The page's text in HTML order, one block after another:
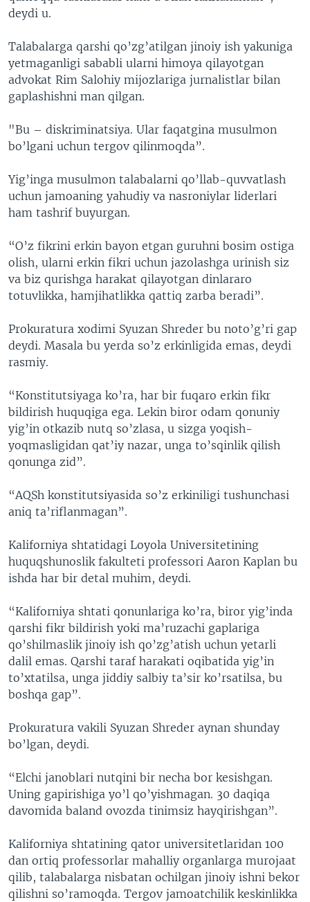
deydi u.
Talabalarga qarshi qo’zg’atilgan jinoiy ish yakuniga
yetmaganligi sababli ularni himoya qilayotgan
advokat Rim Salohiy mijozlariga jurnalistlar bilan
gaplashishni man qilgan.
"Bu – diskriminatsiya. Ular faqatgina musulmon
bo’lgani uchun tergov qilinmoqda”.
Yig’inga musulmon talabalarni qo’llab-quvvatlash
uchun jamoaning yahudiy va nasroniylar liderlari
ham tashrif buyurgan.
“O’z fikrini erkin bayon etgan guruhni bosim ostiga
olish, ularni erkin fikri uchun jazolashga urinish siz
va biz qurishga harakat qilayotgan dinlararo
totuvlikka, hamjihatlikka qattiq zarba beradi”.
Prokuratura xodimi Syuzan Shreder bu noto’g’ri gap
deydi. Masala bu yerda so’z erkinligida emas, deydi
rasmiy.
“Konstitutsiyaga ko’ra, har bir fuqaro erkin fikr
bildirish huquqiga ega. Lekin biror odam qonuniy
yig’in otkazib nutq so’zlasa, u sizga yoqish-
yoqmasligidan qat’iy nazar, unga to’sqinlik qilish
qonunga zid”.
“AQSh konstitutsiyasida so’z erkiniligi tushunchasi
aniq ta’riflanmagan”.
Kaliforniya shtatidagi Loyola Universitetining
huquqshunoslik fakulteti professori Aaron Kaplan bu
ishda har bir detal muhim, deydi.
“Kaliforniya shtati qonunlariga ko’ra, biror yig’inda
qarshi fikr bildirish yoki ma’ruzachi gaplariga
qo’shilmaslik jinoiy ish qo’zg’atish uchun yetarli
dalil emas. Qarshi taraf harakati oqibatida yig’in
to’xtatilsa, unga jiddiy salbiy ta’sir ko’rsatilsa, bu
boshqa gap”.
Prokuratura vakili Syuzan Shreder aynan shunday
bo’lgan, deydi.
“Elchi janoblari nutqini bir necha bor kesishgan.
Uning gapirishiga yo’l qo’yishmagan. 30 daqiqa
davomida baland ovozda tinimsiz hayqirishgan”.
Kaliforniya shtatining qator universitetlaridan 100
dan ortiq professorlar mahalliy organlarga murojaat
qilib, talabalarga nisbatan ochilgan jinoiy ishni bekor
qilishni so’ramoqda. Tergov jamoatchilik keskinlikka